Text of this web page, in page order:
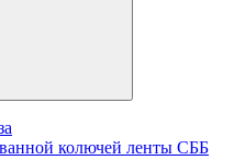
колючей ленты СББ